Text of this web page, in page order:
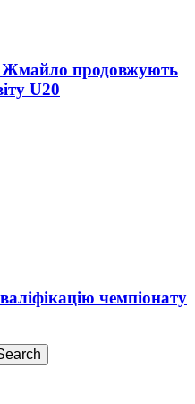
Жмайло продовжують
U20
чемпіонату